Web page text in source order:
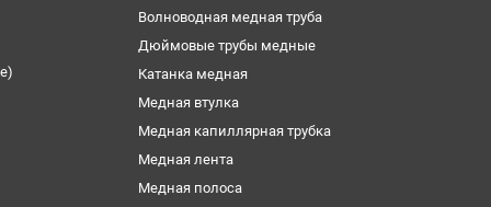
Волноводная медная труба
Дюймовые трубы медные
Катанка медная
Медная втулка
Медная капиллярная трубка
Медная лента
Медная полоса